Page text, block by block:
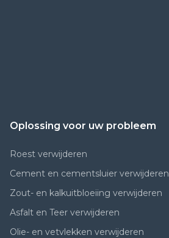
Oplossing voor uw probleem
Roest verwijderen
Cement en cementsluier verwijderen
Zout- en kalkuitbloeiing verwijderen
Asfalt en Teer verwijderen
Olie- en vetvlekken verwijderen